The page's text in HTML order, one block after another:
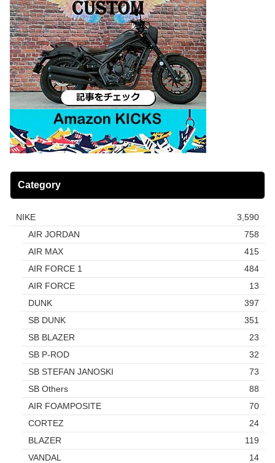
Category
NIKE
3,590
AIR JORDAN
758
AIR MAX
415
AIR FORCE 1
484
AIR FORCE
13
DUNK
397
SB DUNK
351
SB BLAZER
23
SB P-ROD
32
SB STEFAN JANOSKI
73
SB Others
88
AIR FOAMPOSITE
70
CORTEZ
24
BLAZER
119
VANDAL
14